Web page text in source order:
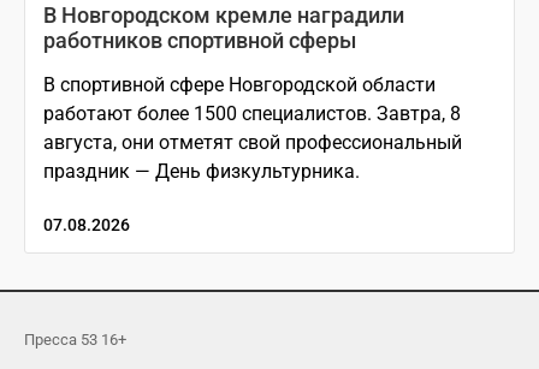
В Новгородском кремле наградили
работников спортивной сферы
В спортивной сфере Новгородской области
работают более 1500 специалистов. Завтра, 8
августа, они отметят свой профессиональный
праздник — День физкультурника.
07.08.2026
Пресса 53 16+